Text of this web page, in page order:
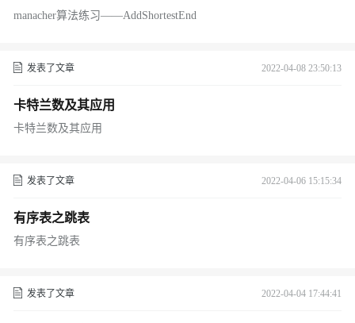
manacher算法练习——AddShortestEnd
发表了文章 2022-04-08 23:50:13
卡特兰数及其应用
卡特兰数及其应用
发表了文章 2022-04-06 15:15:34
有序表之跳表
有序表之跳表
发表了文章 2022-04-04 17:44:41